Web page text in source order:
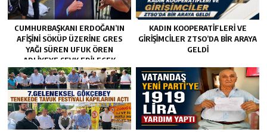
CUMHURBAŞKANI ERDOĞAN’IN
AFIŞINI SÖKÜP ÜZERINE GRES
YAĞI SÜREN UFUK ÖREN
ADLIYEYE SEVK EDILECEK
KADIN KOOPERATİFLERİ VE
GİRİŞİMCİLER ZTSO’DA BİR ARAYA
GELDİ